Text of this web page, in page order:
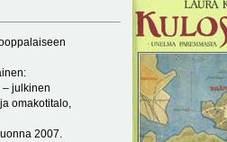
– julkinen
omakotitalo,
2007.